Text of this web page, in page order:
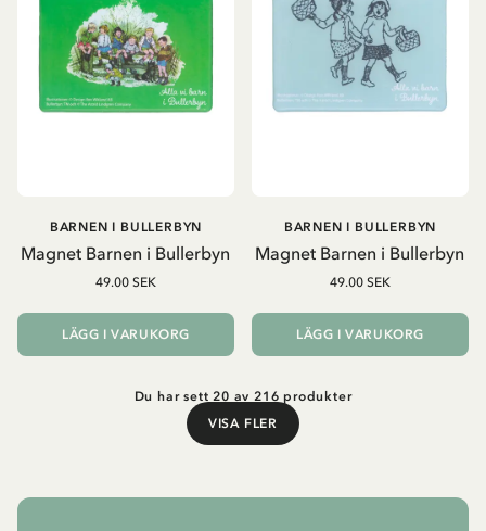
Magnet Barnen i Bullerbyn
BARNEN I BULLERBYN
49.00 SEK
LÄGG I VARUKORG
Magnet Barnen i Bullerbyn
BARNEN I BULLERBYN
49.00 SEK
LÄGG I VARUKORG
Du har sett 20 av 216 produkter
VISA FLER
Visa fler